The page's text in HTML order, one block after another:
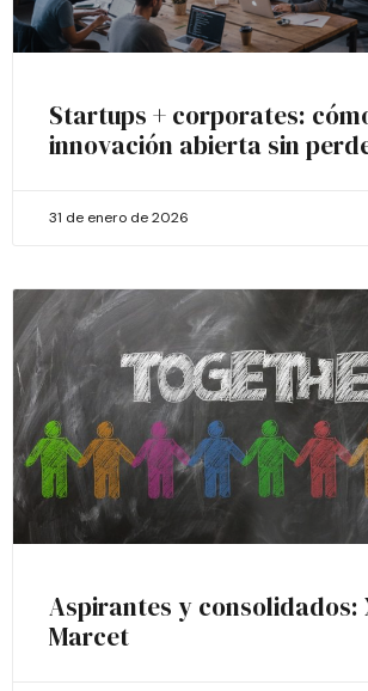
Startups + corporates:
innovación abierta sin
31 de enero de 2026
Aspirantes y consolidados:
Marcet